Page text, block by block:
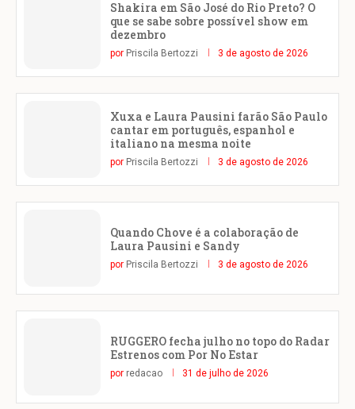
Shakira em São José do Rio Preto? O
que se sabe sobre possível show em
dezembro
por Priscila Bertozzi 3 de agosto de 2026
Xuxa e Laura Pausini farão São Paulo
cantar em português, espanhol e
italiano na mesma noite
por Priscila Bertozzi 3 de agosto de 2026
Quando Chove é a colaboração de
Laura Pausini e Sandy
por Priscila Bertozzi 3 de agosto de 2026
RUGGERO fecha julho no topo do Radar
Estrenos com Por No Estar
por redacao 31 de julho de 2026